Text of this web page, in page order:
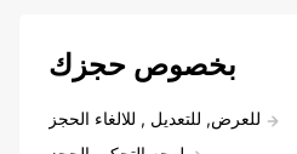
بخصوص حجزك
للعرض, للتعديل , للالغاء الحجز